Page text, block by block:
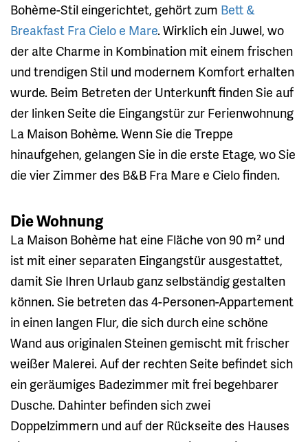
Bohème-Stil eingerichtet, gehört zum Bett &
Breakfast Fra Cielo e Mare. Wirklich ein Juwel, wo
der alte Charme in Kombination mit einem frischen
und trendigen Stil und modernem Komfort erhalten
wurde. Beim Betreten der Unterkunft finden Sie auf
der linken Seite die Eingangstür zur Ferienwohnung
La Maison Bohème. Wenn Sie die Treppe
hinaufgehen, gelangen Sie in die erste Etage, wo Sie
die vier Zimmer des B&B Fra Mare e Cielo finden.
Die Wohnung
La Maison Bohème hat eine Fläche von 90 m² und
ist mit einer separaten Eingangstür ausgestattet,
damit Sie Ihren Urlaub ganz selbständig gestalten
können. Sie betreten das 4-Personen-Appartement
in einen langen Flur, die sich durch eine schöne
Wand aus originalen Steinen gemischt mit frischer
weißer Malerei. Auf der rechten Seite befindet sich
ein geräumiges Badezimmer mit frei begehbarer
Dusche. Dahinter befinden sich zwei
Doppelzimmern und auf der Rückseite des Hauses